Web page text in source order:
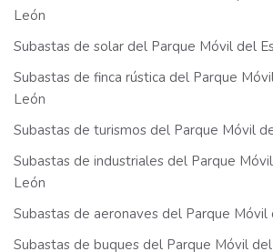
León
Subastas de solar del Parque Móvil del
Subastas de finca rústica del Parque
León
Subastas de turismos del Parque Móvil
Subastas de industriales del Parque
León
Subastas de aeronaves del Parque
Subastas de buques del Parque Móvil